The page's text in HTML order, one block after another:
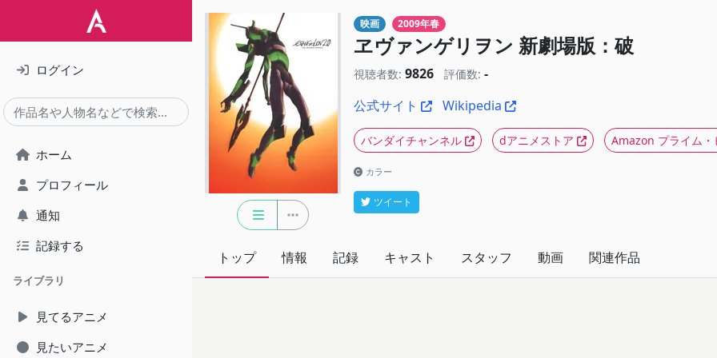
ログイン
ホーム
プロフィール
通知
記録する
ライブラリ
見てるアニメ
見たいアニメ
映画 2009年春
ヱヴァンゲリヲン 新劇場版：破
視聴者数: 9826 評価数: -
公式サイト
Wikipedia
バンダイチャンネル dアニメストア Amazon プライム・
カラー
ツイート
トップ 情報 記録 キャスト スタッフ 動画 関連作品